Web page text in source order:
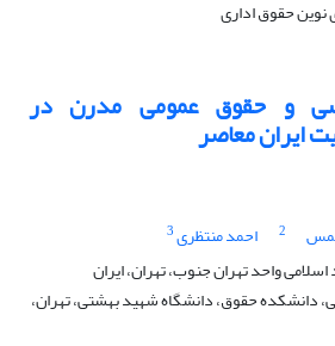
و حقوق عمومی مدرن در
ایران معاصر
2 احمد منتظری3
واحد تهران جنوب، تهران، ایران
دانشکده حقوق، دانشگاه شهید بهشتی، تهران،